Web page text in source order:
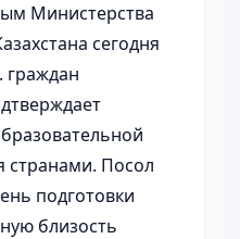
Министерства
сегодня
граждан
странами. Посол
подготовки
близость